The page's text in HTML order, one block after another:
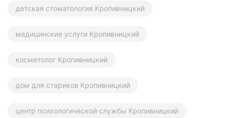
детская стоматология Кропивницкий
медицинские услуги Кропивницкий
косметолог Кропивницкий
дом для стариков Кропивницкий
центр психологической службы Кропивницкий